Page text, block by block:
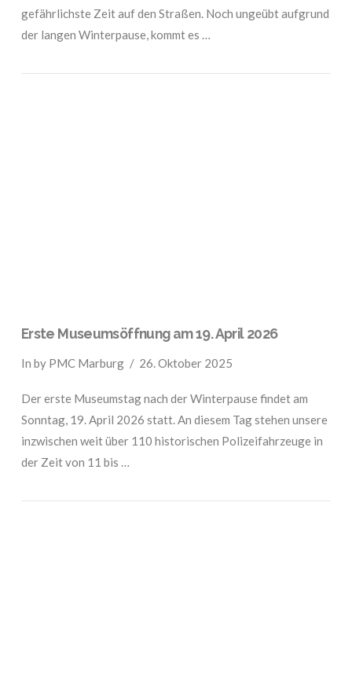
gefährlichste Zeit auf den Straßen. Noch ungeübt aufgrund
der langen Winterpause, kommt es …
Erste Museumsöffnung am 19. April 2026
In by PMC Marburg 26. Oktober 2025
Der erste Museumstag nach der Winterpause findet am
Sonntag, 19. April 2026 statt. An diesem Tag stehen unsere
inzwischen weit über 110 historischen Polizeifahrzeuge in
der Zeit von 11 bis …